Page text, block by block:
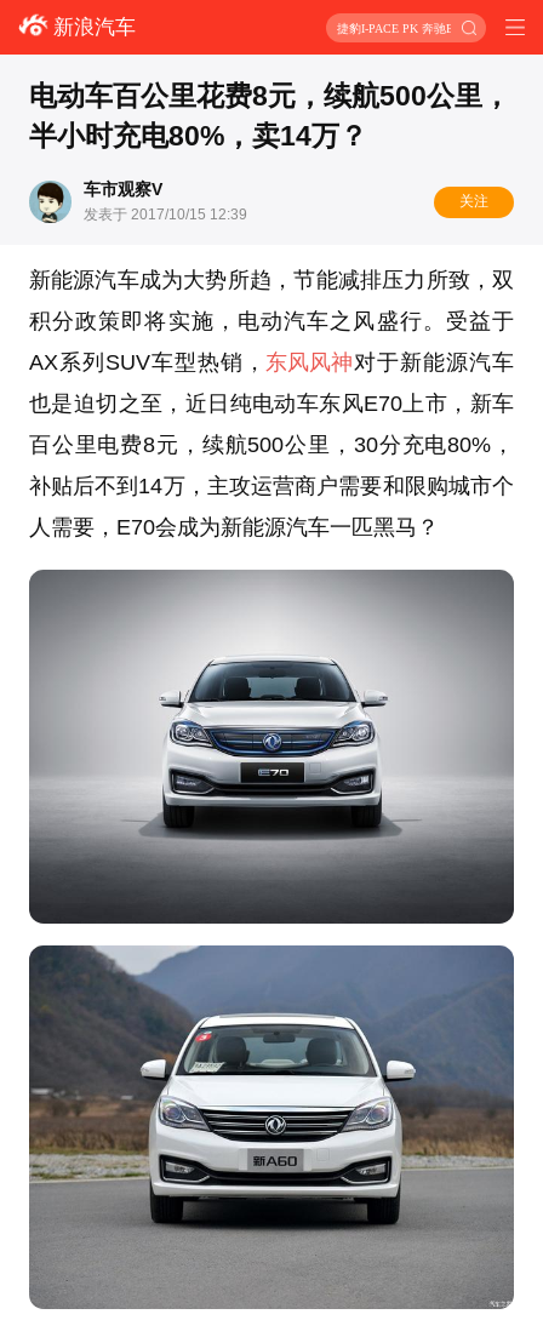
新浪汽车 捷豹I-PACE PK 奔驰EQC
电动车百公里花费8元，续航500公里，
半小时充电80%，卖14万？
车市观察V
发表于 2017/10/15 12:39
关注
新能源汽车成为大势所趋，节能减排压力所致，双
积分政策即将实施，电动汽车之风盛行。受益于
AX系列SUV车型热销， 东风风神对于新能源汽车
也是迫切之至，近日纯电动车东风E70上市，新车
百公里电费8元，续航500公里，30分充电80%，
补贴后不到14万，主攻运营商户需要和限购城市个
人需要，E70会成为新能源汽车一匹黑马？